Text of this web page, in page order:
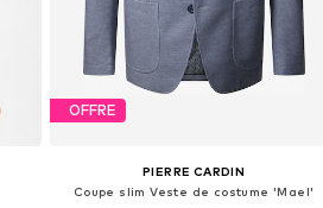
OFFRE
PIERRE CARDIN
Coupe slim Veste de costume 'Mael'